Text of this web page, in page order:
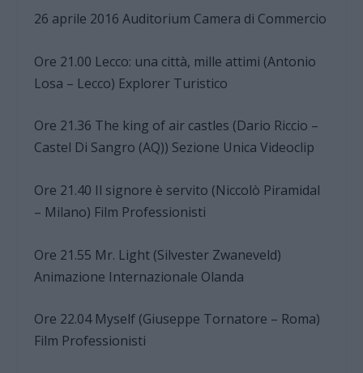
26 aprile 2016 Auditorium Camera di Commercio
Ore 21.00 Lecco: una città, mille attimi (Antonio
Losa – Lecco) Explorer Turistico
Ore 21.36 The king of air castles (Dario Riccio –
Castel Di Sangro (AQ)) Sezione Unica Videoclip
Ore 21.40 Il signore è servito (Niccolò Piramidal
– Milano) Film Professionisti
Ore 21.55 Mr. Light (Silvester Zwaneveld)
Animazione Internazionale Olanda
Ore 22.04 Myself (Giuseppe Tornatore – Roma)
Film Professionisti